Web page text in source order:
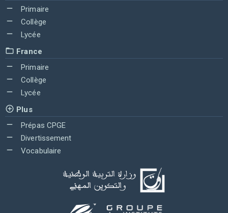
Primaire
Collège
Lycée
France
Primaire
Collège
Lycée
Plus
Prépas CPGE
Divertissement
Vocabulaire